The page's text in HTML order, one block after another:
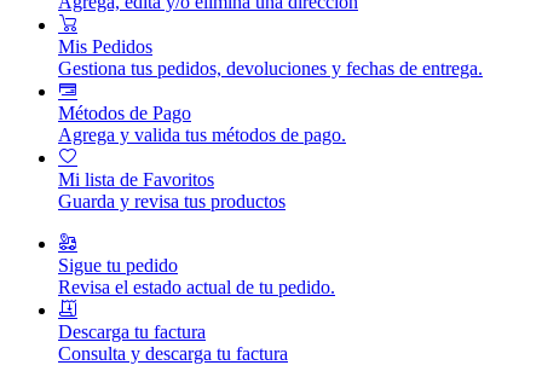
Mis Pedidos
Gestiona tus pedidos, devoluciones y fechas de entrega.
Métodos de Pago
Agrega y valida tus métodos de pago.
Mi lista de Favoritos
Guarda y revisa tus productos
Sigue tu pedido
Revisa el estado actual de tu pedido.
Descarga tu factura
Consulta y descarga tu factura